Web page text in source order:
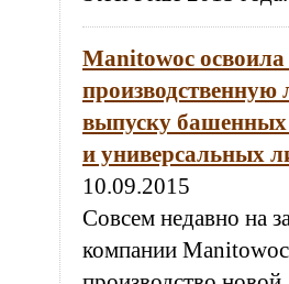
Manitowoc
выпуску
и универсальных
10.09.2015
Совсем недавно на
компании